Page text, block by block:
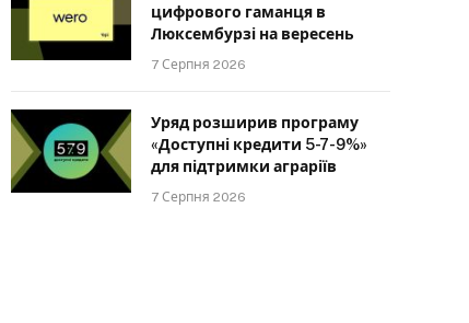
цифрового гаманця в
Люксембурзі на вересень
7 Серпня 2026
Уряд розширив програму
«Доступні кредити 5-7-9%»
для підтримки аграріїв
7 Серпня 2026